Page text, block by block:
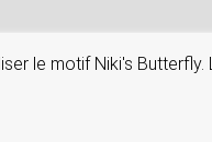
le motif Niki's